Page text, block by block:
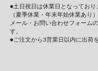
●土日祝日は休業日となっており
（夏季休業・年末年始休業あり）
メール・お問い合わせフォーム
す。
●ご注文から3営業日以内に出荷